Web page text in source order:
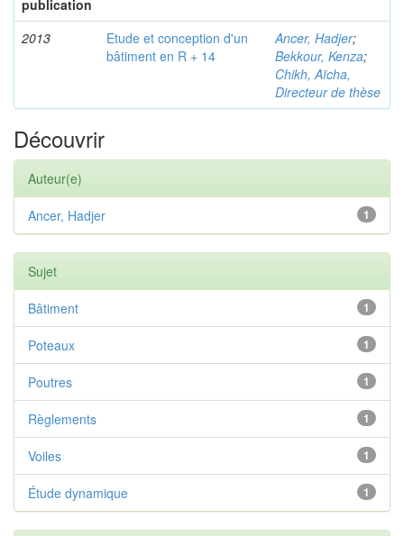
publication
2013
Etude et conception d'un
bâtiment en R + 14
Ancer, Hadjer;
Bekkour, Kenza;
Chikh, Aïcha,
Directeur de thèse
Découvrir
Auteur(e)
1
Ancer, Hadjer
Sujet
1
Bâtiment
1
Poteaux
1
Poutres
1
Règlements
1
Voiles
1
Étude dynamique